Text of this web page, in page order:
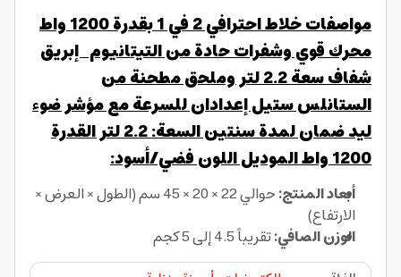
مواصفات خلاط احترافي 2 في 1 بقدرة 1200 واط
محرك قوي وشفرات حادة من التيتانيوم إبريق
شفاف سعة 2.2 لتر وملحق مطحنة من
الستانلس ستيل إعدادان للسرعة مع مؤشر ضوء
ليد ضمان لمدة سنتين السعة: 2.2 لتر القدرة
1200 واط الموديل اللون فضي/أسود:
أبعاد المنتج:
حوالي 22 × 20 × 45 سم (الطول × العرض ×
الارتفاع)
الوزن الصافي:تقريباً 4.5 إلى 5 كجم